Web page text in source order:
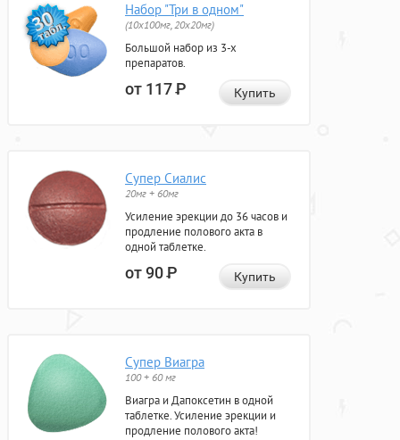
Набор "Три в одном"
(10x100мг, 20x20мг)
Большой набор из 3-х
препаратов.
от 117Р Купить
Супер Сиалис
20мг + 60мг
Усиление эрекции до 36 часов и
продление полового акта в
одной таблетке.
от 90Р Купить
Супер Виагра
100 + 60 мг
Виагра и Дапоксетин в одной
таблетке. Усиление эрекции и
продление полового акта!